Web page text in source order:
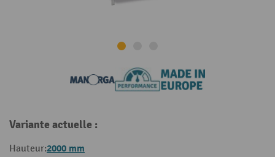
Variante actuelle :
Hauteur:2000 mm